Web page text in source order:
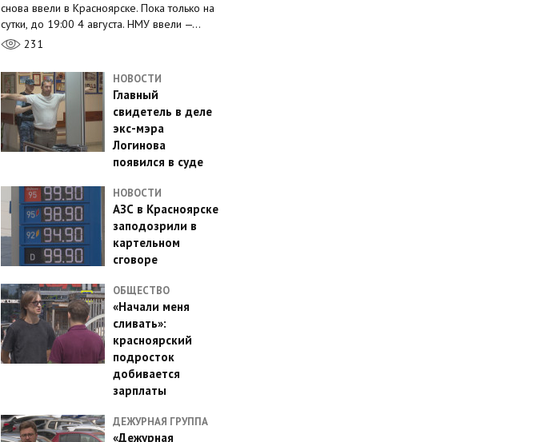
снова ввели в Красноярске. Пока только на
сутки, до 19:00 4 августа. НМУ ввели —…
231
НОВОСТИ
Главный
свидетель в деле
экс-мэра
Логинова
появился в суде
НОВОСТИ
АЗС в Красноярске
заподозрили в
картельном
сговоре
ОБЩЕСТВО
«Начали меня
сливать»:
красноярский
подросток
добивается
зарплаты
ДЕЖУРНАЯ ГРУППА
«Дежурная